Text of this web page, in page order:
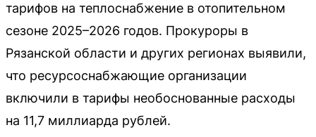
тарифов на теплоснабжение в отопительном
сезоне 2025–2026 годов. Прокуроры в
Рязанской области и других регионах выявили,
что ресурсоснабжающие организации
включили в тарифы необоснованные расходы
на 11,7 миллиарда рублей.